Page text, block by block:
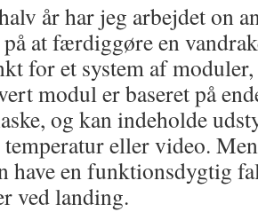
år har jeg arbejdet on
på at færdiggøre en
for et system af
modul er baseret på
og kan indeholde
eller video.
have en funktionsdygtig
ved landing.